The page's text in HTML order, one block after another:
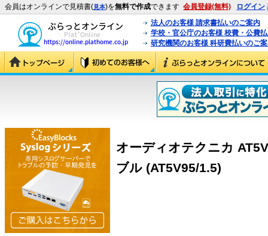
会員はオンラインで見積書(見本)を無料で作成できます 会員登録(無料) ログイン
法人のお客様 請求書払いのご案内
学校・官公庁のお客様 校費・公費
研究機関のお客様 科研費払いのご
オーディオテクニカ
ブル (AT5V95/1.5)